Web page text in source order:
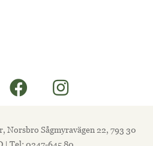
Norsbro Sågmyravägen 22, 793 30
| Tel: 0247-645 80